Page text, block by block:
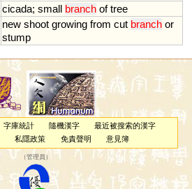
cicada; small branch of tree
new shoot growing from cut branch or
stump
字庫統計 隨機漢字
最近被搜索的漢字
私隱政策 免責聲明 意見簿
（管理員 ）